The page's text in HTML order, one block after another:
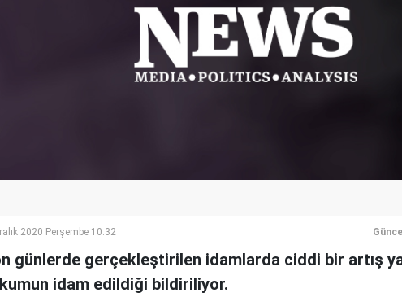
2020 Perşembe 10:32
günlerde gerçekleştirilen idamlarda ciddi bir artış
idam edildiği bildiriliyor.